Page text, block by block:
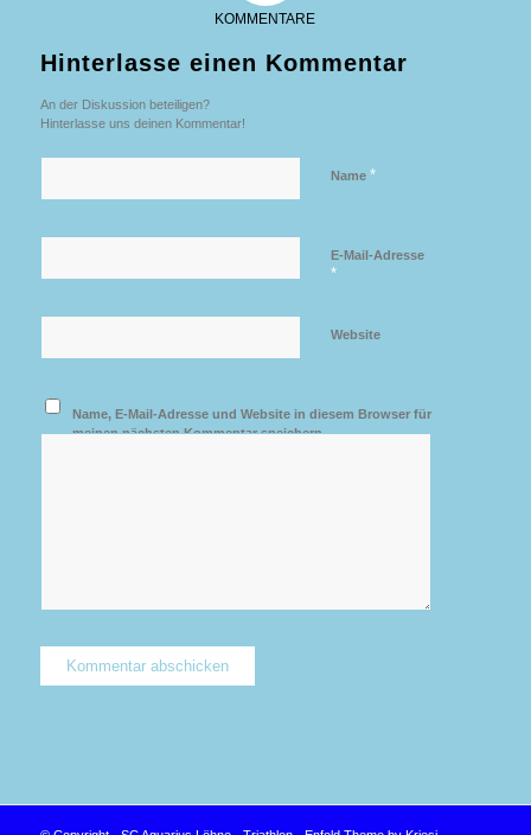
KOMMENTARE
Hinterlasse einen Kommentar
An der Diskussion beteiligen?
Hinterlasse uns deinen Kommentar!
Name *
E-Mail-Adresse
*
Website
Name, E-Mail-Adresse und Website in diesem Browser für
meinen nächsten Kommentar speichern.